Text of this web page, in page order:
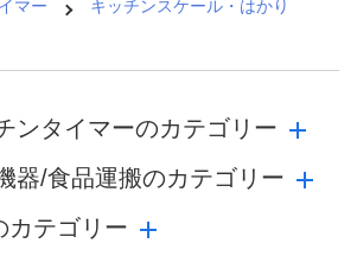
マー
キッチンスケール・はかり
ンタイマーのカテゴリー
器/食品運搬のカテゴリー
カテゴリー